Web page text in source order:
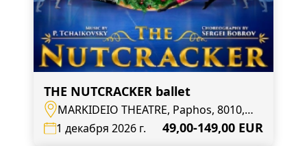
THE NUTCRACKER ballet
MARKIDEIO THEATRE, Paphos, 8010,
Andrea Geroude 27
1 декабря 2026 г. 49,00-149,00 EUR